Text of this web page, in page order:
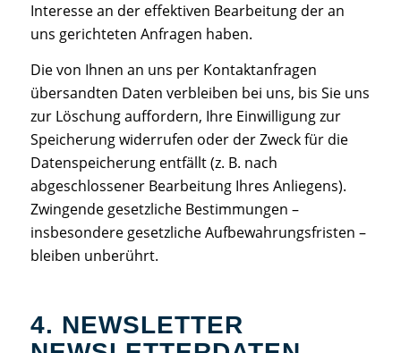
Interesse an der effektiven Bearbeitung der an
uns gerichteten Anfragen haben.
Die von Ihnen an uns per Kontaktanfragen
übersandten Daten verbleiben bei uns, bis Sie uns
zur Löschung auffordern, Ihre Einwilligung zur
Speicherung widerrufen oder der Zweck für die
Datenspeicherung entfällt (z. B. nach
abgeschlossener Bearbeitung Ihres Anliegens).
Zwingende gesetzliche Bestimmungen –
insbesondere gesetzliche Aufbewahrungsfristen –
bleiben unberührt.
4. NEWSLETTER